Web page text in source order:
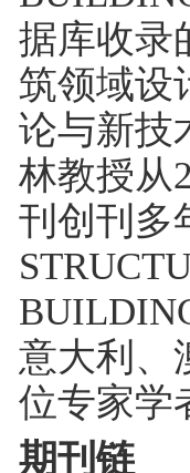
据库收录
筑领域设
论与新技
林教授从
刊创刊多
意大利、
位专家学
期刊链